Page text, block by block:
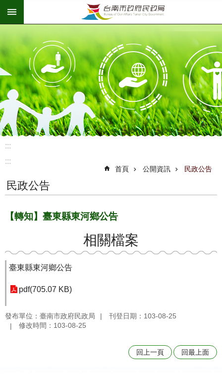
跳到主要內容區塊
:::
:::
首頁 公開資訊 民政公告
民政公告
【轉知】臺東縣東河鄉公告
相關檔案
臺東縣東河鄉公告
pdf(705.07 KB)
發布單位：臺南市政府民政局
刊登日期：103-08-25
修改時間：103-08-25
回上一頁 回最上面